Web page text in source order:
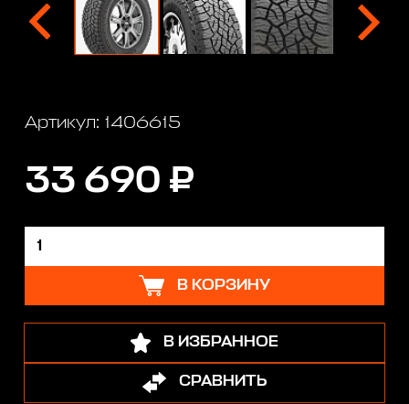
Артикул: 1406615
33 690 ₽
В КОРЗИНУ
В ИЗБРАННОЕ
СРАВНИТЬ